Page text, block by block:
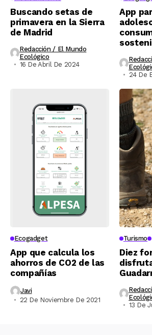
Buscando setas de
primavera en la Sierra
de Madrid
Redacción / El Mundo
Ecológico
16 De Abril De 2024
App
24 De
Ecogadget
App que calcula los
ahorros de CO2 de las
compañías
Javi
22 De Noviembre De 2021
Turismo
Diez
13 De